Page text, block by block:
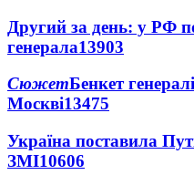
Другий за день: у РФ
генерала13903
СюжетБенкет
Москві13475
Україна поставила
ЗМІ10606